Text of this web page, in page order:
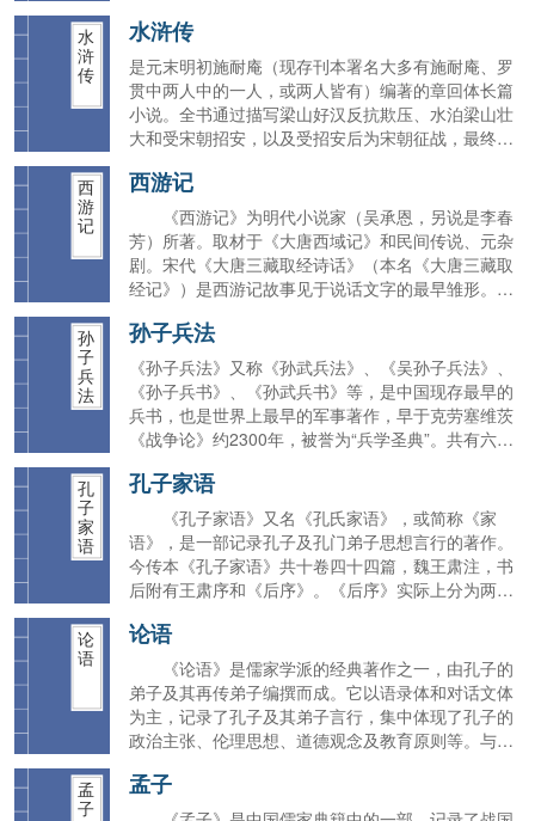
高鹗整理”。《红楼梦》是一部具有世界影响力的人
情小说作品，举世公认的中国古典小说巅峰之作，中
国封建社会的百科全书，传统文化的集大成者。
水
浒
传
水浒传
是元末明初施耐庵（现存刊本署名大多有施耐庵、罗
贯中两人中的一人，或两人皆有）编著的章回体长篇
小说。全书通过描写梁山好汉反抗欺压、水泊梁山壮
大和受宋朝招安，以及受招安后为宋朝征战，最终消
发生、发展直至失败的全过程，深刻揭示了起义的社
会根源，满腔热情地歌颂了起义英雄的反抗斗争和他
们的社会理想，也具体揭示了起义失败的内在历史原
因。《水浒传》是中国古典四大名著之一，问世后，
在社会上产生了巨大的影响，成了后世中国小说创作
的典范。
西
游
记
西游记
《西游记》为明代小说家（吴承恩，另说是李春
芳）所著。取材于《大唐西域记》和民间传说、元杂
剧。宋代《大唐三藏取经诗话》（本名《大唐三藏取
经记》）是西游记故事见于说话文字的最早雏形。作
长篇神魔小说，该书深刻描绘了社会现实，是魔幻现
实主义的开创作品。
孙
子
兵
法
孙子兵法
《孙子兵法》又称《孙武兵法》、《吴孙子兵法》、
《孙子兵书》、《孙武兵书》等，是中国现存最早的
兵书，也是世界上最早的军事著作，早于克劳塞维茨
《战争论》约2300年，被誉为“兵学圣典”。共有六千
吴国将军孙武。《孙子兵法》是中国古代军事文化遗
产中的璀璨瑰宝，优秀传统文化的重要组成部分，是
古代军事思想精华的集中体现。
孔
子
家
语
孔子家语
《孔子家语》又名《孔氏家语》，或简称《家
语》，是一部记录孔子及孔门弟子思想言行的著作。
今传本《孔子家语》共十卷四十四篇，魏王肃注，书
后附有王肃序和《后序》。《后序》实际上分为两部
《孔安国序》，后半部分内容为安国以后人所写，故
称之为《后孔安国序》，其中收有孔安国的孙子孔衍
关于《家语》的《奏言》。
论
语
论语
《论语》是儒家学派的经典著作之一，由孔子的
弟子及其再传弟子编撰而成。它以语录体和对话文体
为主，记录了孔子及其弟子言行，集中体现了孔子的
政治主张、伦理思想、道德观念及教育原则等。与
记》《易经》《春秋》并称“四书五经”。通行本《论
语》共二十篇。
孟
子
孟子